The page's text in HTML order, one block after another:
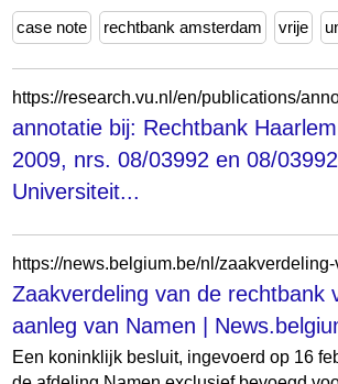
case note rechtbank amsterdam vrije
annotatie bij: Rechtbank
2009, nrs. 08/03992 en 08/
Universiteit...
Zaakverdeling van de rechtbank
aanleg van Namen |
Een koninklijk besluit, ingevoerd op 16